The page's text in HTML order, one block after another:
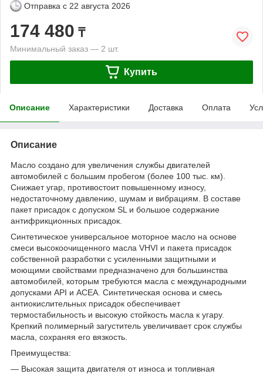
Отправка с 22 августа 2026
174 480 ₸
Минимальный заказ — 2 шт.
Купить
Описание Характеристики Доставка Оплата
Описание
Масло создано для увеличения службы двигателей
автомобилей с большим пробегом (более 100 тыс. км).
Снижает угар, противостоит повышенному износу,
недостаточному давлению, шумам и вибрациям. В составе
пакет присадок с допуском SL и большое содержание
антифрикционных присадок.
Синтетическое универсальное моторное масло на основе
смеси высокоочищенного масла VHVI и пакета присадок
собственной разработки с усиленными защитными и
моющими свойствами предназначено для большинства
автомобилей, которым требуются масла с международными
допусками API и ACEA. Синтетическая основа и смесь
антиокислительных присадок обеспечивает
термостабильность и высокую стойкость масла к угару.
Крепкий полимерный загуститель увеличивает срок службы
масла, сохраняя его вязкость.
Преимущества:
— Высокая защита двигателя от износа и топливная